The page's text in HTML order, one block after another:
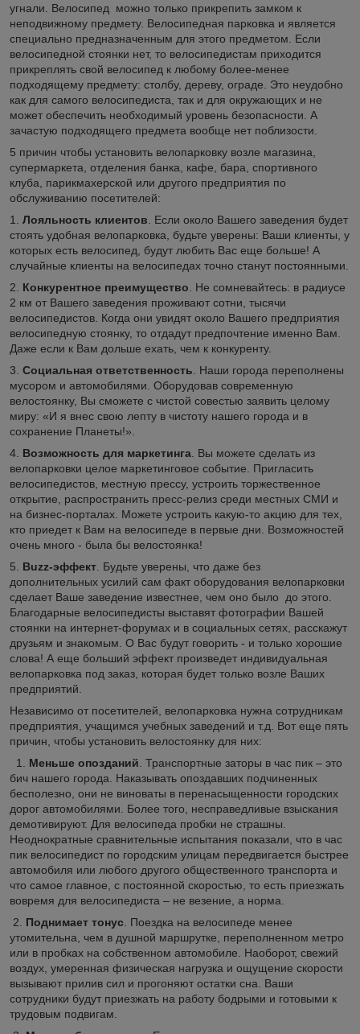
угнали. Велосипед можно только прикрепить замком к
неподвижному предмету. Велосипедная парковка и является
специально предназначенным для этого предметом. Если
велосипедной стоянки нет, то велосипедистам приходится
прикреплять свой велосипед к любому более-менее
подходящему предмету: столбу, дереву, ограде. Это неудобно
как для самого велосипедиста, так и для окружающих и не
может обеспечить необходимый уровень безопасности. А
зачастую подходящего предмета вообще нет поблизости.
5 причин чтобы установить велопарковку возле магазина,
супермаркета, отделения банка, кафе, бара, спортивного
клуба, парикмахерской или другого предприятия по
обслуживанию посетителей:
1. Лояльность клиентов . Если около Вашего заведения будет
стоять удобная велопарковка, будьте уверены: Ваши клиенты, у
которых есть велосипед, будут любить Вас еще больше! А
случайные клиенты на велосипедах точно станут постоянными.
2. Конкурентное преимущество . Не сомневайтесь: в радиусе
2 км от Вашего заведения проживают сотни, тысячи
велосипедистов. Когда они увидят около Вашего предприятия
велосипедную стоянку, то отдадут предпочтение именно Вам.
Даже если к Вам дольше ехать, чем к конкуренту.
3. Социальная ответственность . Наши города переполнены
мусором и автомобилями. Оборудовав современную
велостоянку, Вы сможете с чистой совестью заявить целому
миру: «И я внес свою лепту в чистоту нашего города и в
сохранение Планеты!».
4. Возможность для маркетинга . Вы можете сделать из
велопарковки целое маркетинговое событие. Пригласить
велосипедистов, местную прессу, устроить торжественное
открытие, распространить пресс-релиз среди местных СМИ и
на бизнес-порталах. Можете устроить какую-то акцию для тех,
кто приедет к Вам на велосипеде в первые дни. Возможностей
очень много - была бы велостоянка!
5. Buzz-эффект . Будьте уверены, что даже без
дополнительных усилий сам факт оборудования велопарковки
сделает Ваше заведение известнее, чем оно было до этого.
Благодарные велосипедисты выставят фотографии Вашей
стоянки на интернет-форумах и в социальных сетях, расскажут
друзьям и знакомым. О Вас будут говорить - и только хорошие
слова! А еще больший эффект произведет индивидуальная
велопарковка под заказ, которая будет только возле Ваших
предприятий.
Независимо от посетителей, велопарковка нужна сотрудникам
предприятия, учащимся учебных заведений и т.д. Вот еще пять
причин, чтобы установить велостоянку для них:
1. Меньше опозданий . Транспортные заторы в час пик – это
бич нашего города. Наказывать опоздавших подчиненных
бесполезно, они не виноваты в перенасыщенности городских
дорог автомобилями. Более того, несправедливые взыскания
демотивируют. Для велосипеда пробки не страшны.
Неоднократные сравнительные испытания показали, что в час
пик велосипедист по городским улицам передвигается быстрее
автомобиля или любого другого общественного транспорта и
что самое главное, с постоянной скоростью, то есть приезжать
вовремя для велосипедиста – не везение, а норма.
2. Поднимает тонус . Поездка на велосипеде менее
утомительна, чем в душной маршрутке, переполненном метро
или в пробках на собственном автомобиле. Наоборот, свежий
воздух, умеренная физическая нагрузка и ощущение скорости
вызывают прилив сил и прогоняют остатки сна. Ваши
сотрудники будут приезжать на работу бодрыми и готовыми к
трудовым подвигам.